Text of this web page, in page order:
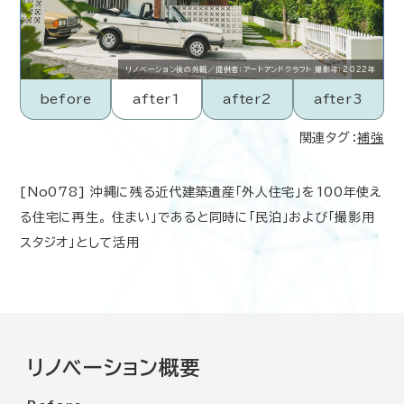
リノベーション後の外観／提供者：アートアンドクラフト 撮影年：2022年
before after1 after2 after3
関連タグ：補強
[No078] 沖縄に残る近代建築遺産「外人住宅」を100年使え
る住宅に再生。 住まい」であると同時に「民泊」および「撮影用
スタジオ」として活用
リノベーション概要